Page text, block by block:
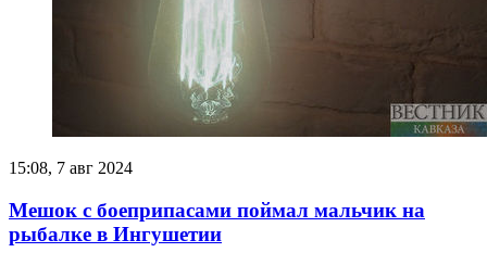
15:08, 7 авг 2024
Мешок с боеприпасами поймал мальчик на
рыбалке в Ингушетии